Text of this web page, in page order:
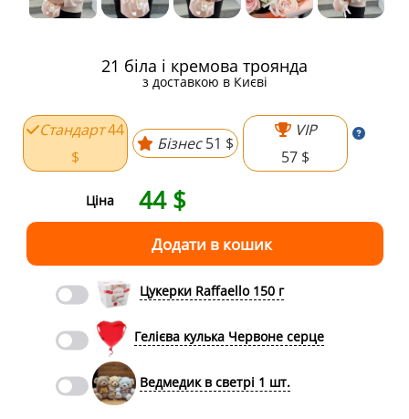
21 біла і кремова троянда
з доставкою в Києві
Стандарт44
$
Бізнес 51 $
VIP
57 $
Ціна 44$
Цукерки Raffaello 150 г
Гелієва кулька Червоне серце
Ведмедик в светрі 1 шт.